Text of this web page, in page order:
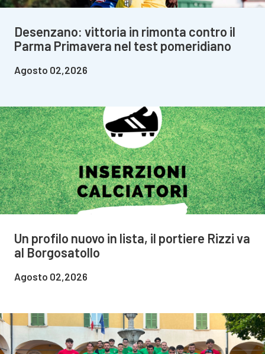
Desenzano: vittoria in rimonta contro il
Parma Primavera nel test pomeridiano
Agosto 02,2026
Un profilo nuovo in lista, il portiere Rizzi va
al Borgosatollo
Agosto 02,2026